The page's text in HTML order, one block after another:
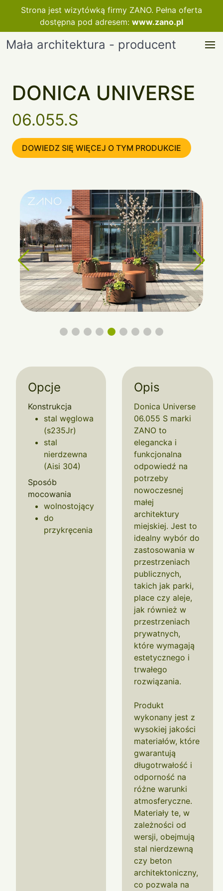
Strona jest wizytówką firmy ZANO. Pełna oferta
dostępna pod adresem: www.zano.pl
Mała architektura - producent
DONICA UNIVERSE
06.055.S
DOWIEDZ SIĘ WIĘCEJ O TYM PRODUKCIE
Opcje
Konstrukcja
stal węglowa
(s235Jr)
stal
nierdzewna
(Aisi 304)
Sposób
mocowania
wolnostojący
do
przykręcenia
Opis
Donica Universe
06.055 S marki
ZANO to
elegancka i
funkcjonalna
odpowiedź na
potrzeby
nowoczesnej
małej
architektury
miejskiej. Jest to
idealny wybór do
zastosowania w
przestrzeniach
publicznych,
takich jak parki,
place czy aleje,
jak również w
przestrzeniach
prywatnych,
które wymagają
estetycznego i
trwałego
rozwiązania.
Produkt
wykonany jest z
wysokiej jakości
materiałów, które
gwarantują
długotrwałość i
odporność na
różne warunki
atmosferyczne.
Materiały te, w
zależności od
wersji, obejmują
stal nierdzewną
czy beton
architektoniczny,
co pozwala na